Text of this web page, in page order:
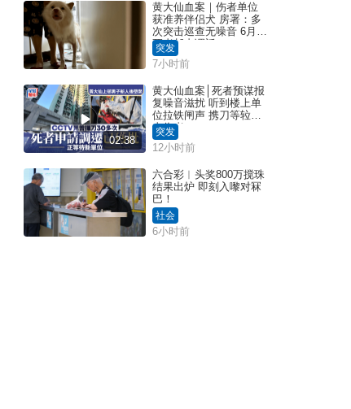
黄大仙血案｜伤者单位
获准养伴侣犬 房署：多
次突击巡查无噪音 6月批
死者邨内调迁
突发
7小时前
02:38
黄大仙血案│死者预谋报
复噪音滋扰 听到楼上单
位拉铁闸声 携刀等䢂伏
击伤者
突发
12小时前
六合彩︱头奖800万搅珠
结果出炉 即刻入嚟对冧
巴！
社会
6小时前